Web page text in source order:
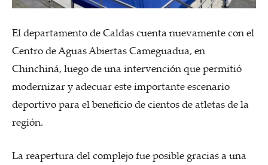
El departamento de Caldas cuenta nuevamente con el
Centro de Aguas Abiertas Cameguadua, en
Chinchiná, luego de una intervención que permitió
modernizar y adecuar este importante escenario
deportivo para el beneficio de cientos de atletas de la
región.
La reapertura del complejo fue posible gracias a una